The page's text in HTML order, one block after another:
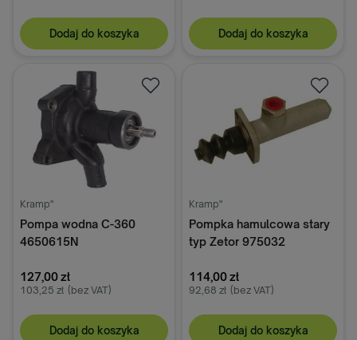
Dodaj do koszyka Dodaj do koszyka
Kramp"
Pompa wodna C-360
4650615N
127,00 zł
103,25 zł (bez VAT)
Dodaj do koszyka
Kramp"
Pompka hamulcowa stary
typ Zetor 975032
114,00 zł
92,68 zł (bez VAT)
Dodaj do koszyka